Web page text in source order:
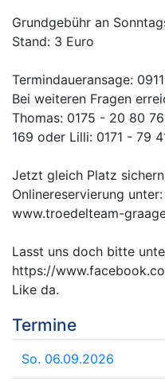
Grundgebühr an
Stand: 3 Euro
Termindaueransage:
Bei weiteren Fragen
Thomas: 0175 - 20 80
169 oder Lilli: 0171 - 79
Jetzt gleich Platz
Onlinereservierung unter:
www.troedelteam-
Lasst uns doch bitte
https://
Like da.
Termine
So. 06.09.2026